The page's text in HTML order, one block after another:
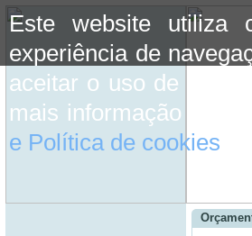
Este website utiliza
experiência de
aceitar o uso de
mais informação
e Política de cookies